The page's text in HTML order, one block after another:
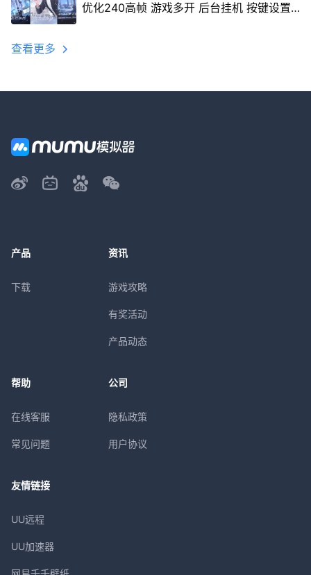
优化240高帧 游戏多开 后台挂机 按键设置
查看更多
产品
下载
资讯
游戏攻略
有奖活动
产品动态
帮助
在线客服
常见问题
公司
隐私政策
用户协议
友情链接
UU远程
UU加速器